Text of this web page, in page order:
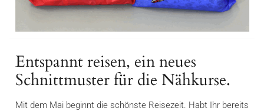
Entspannt reisen, ein neues
Schnittmuster für die Nähkurse.
Mit dem Mai beginnt die schönste Reisezeit. Habt Ihr bereits